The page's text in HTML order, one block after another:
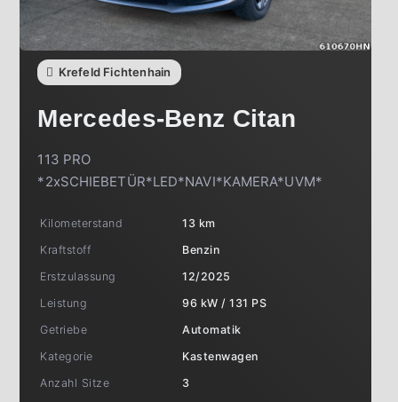
Krefeld Fichtenhain
Mercedes-Benz Citan
113 PRO
*2xSCHIEBETÜR*LED*NAVI*KAMERA*UVM*
Kilometerstand
13 km
Kraftstoff
Benzin
Erstzulassung
12/2025
Leistung
96 kW / 131 PS
Getriebe
Automatik
Kategorie
Kastenwagen
Anzahl Sitze
3